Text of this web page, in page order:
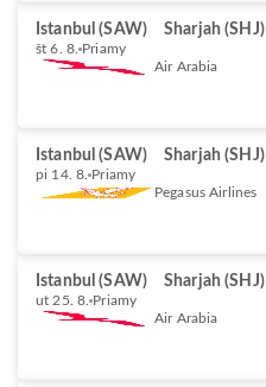
Istanbul (SAW) Sharjah (SHJ)
št 6. 8. Priamy
Air Arabia
Istanbul (SAW) Sharjah (SHJ)
pi 14. 8. Priamy
Pegasus Airlines
Istanbul (SAW) Sharjah (SHJ)
ut 25. 8. Priamy
Air Arabia